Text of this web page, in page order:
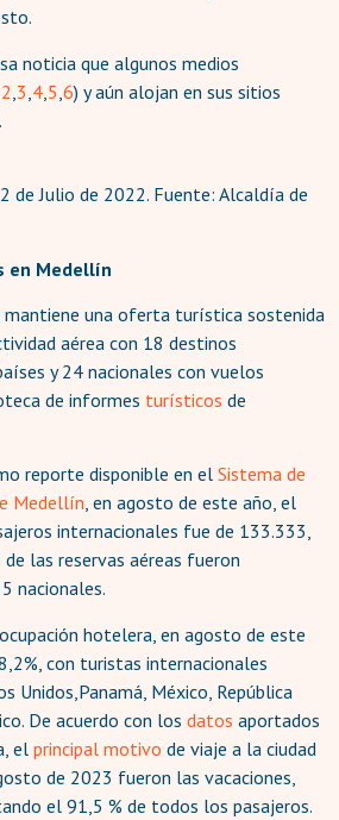
noticia que algunos medios
2 3 4 5 6) y aún alojan en sus sitios
de Julio de 2022. Fuente: Alcaldía de
en Medellín
mantiene una oferta turística sostenida
aérea con 18 destinos
y 24 nacionales con vuelos
de informes turísticos de
reporte disponible en el Sistema de
Medellín, en agosto de este año, el
internacionales fue de 133.333,
las reservas aéreas fueron
nacionales.
hotelera, en agosto de este
con turistas internacionales
Unidos,Panamá, México, República
De acuerdo con los datos aportados
el principal motivo de viaje a la ciudad
de 2023 fueron las vacaciones,
el 91,5 % de todos los pasajeros.